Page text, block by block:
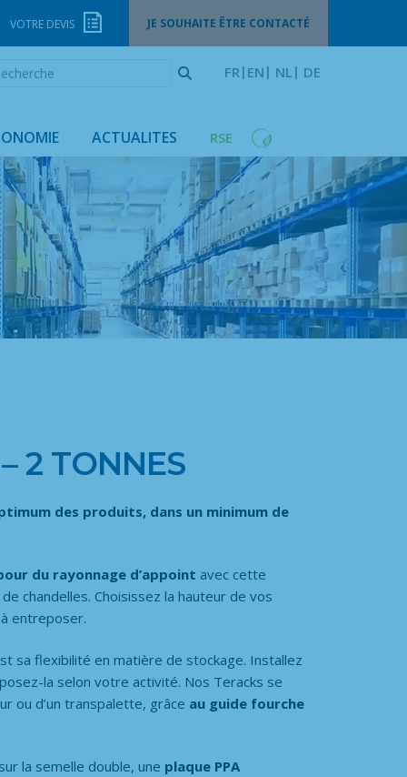
JE SOUHAITE ÊTRE CONTACTÉ
VOTRE DEVIS
ACTUALITES RSE
FR EN NL DE
2 TONNES
des produits, dans un minimum de
du rayonnage d’appoint avec cette
chandelles. Choisissez la hauteur de vos
entreposer.
sa flexibilité en matière de stockage. Installez
la selon votre activité. Nos Teracks se
ou d’un transpalette, grâce au guide fourche
la semelle double, une plaque PPA